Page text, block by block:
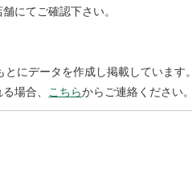
にてご確認下さい。
にデータを作成し掲載しています。
場合、 こちらからご連絡ください。